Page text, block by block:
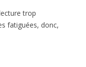
trop
fatiguées, donc,